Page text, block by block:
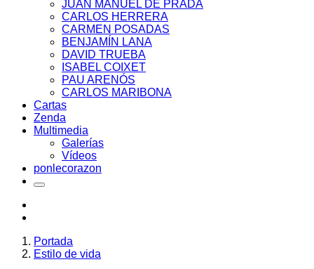
JUAN MANUEL DE PRADA
CARLOS HERRERA
CARMEN POSADAS
BENJAMÍN LANA
DAVID TRUEBA
ISABEL COIXET
PAU ARENÓS
CARLOS MARIBONA
Cartas
Zenda
Multimedia
Galerías
Vídeos
ponlecorazon
Portada
Estilo de vida